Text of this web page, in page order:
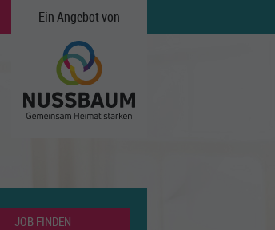
Ein Angebot von
JOB FINDEN